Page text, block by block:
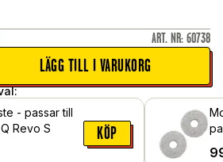
ART. NR: 60738
LÄGG TILL I VARUKORG
- passar till
Revo S
KÖP